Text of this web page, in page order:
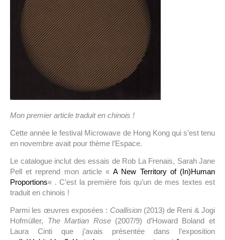
Mon premier article traduit en chinois !
Cette année le festival Microwave de Hong Kong qui s’est tenu
en novembre avait pour thème l’Espace.
Le catalogue inclut des essais de Rob La Frenais, Sarah Jane
Pell et reprend mon article «A New Territory of (In)Human
Proportions« . C’est la première fois qu’un de mes textes est
traduit en chinois !
Parmi les œuvres exposées : Coallision (2013) de Reni & Jogi
Hofmüller, The Martian Rose (2007/9) d’Howard Boland et
Laura Cinti que j’avais présentée dans l’exposition